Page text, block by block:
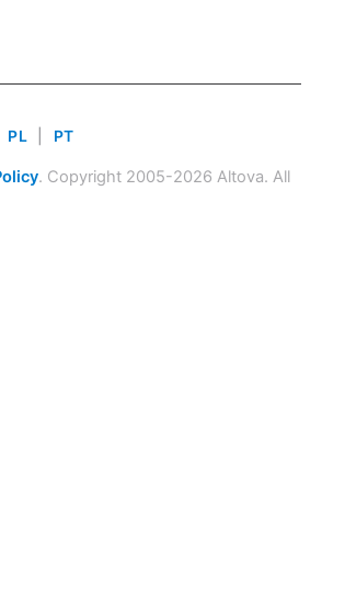
PL PT
. Copyright 2005-2026 Altova. All